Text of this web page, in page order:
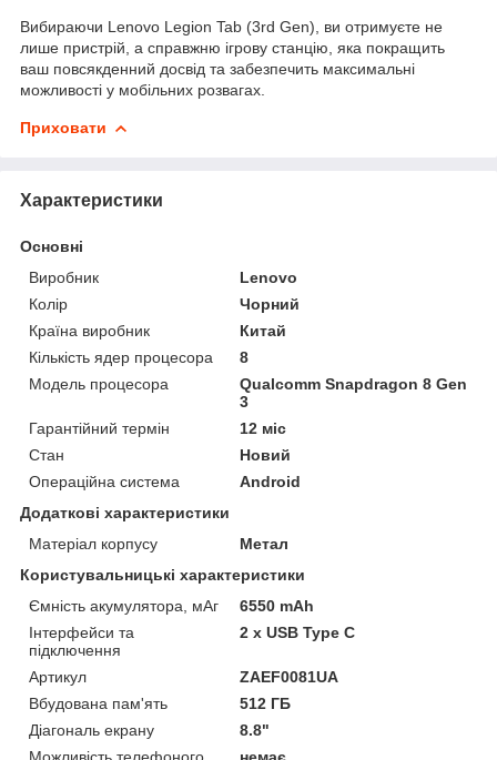
Вибираючи Lenovo Legion Tab (3rd Gen), ви отримуєте не
лише пристрій, а справжню ігрову станцію, яка покращить
ваш повсякденний досвід та забезпечить максимальні
можливості у мобільних розвагах.
Приховати
Характеристики
Основні
Виробник
Lenovo
Колір
Чорний
Країна виробник
Китай
Кількість ядер процесора
8
Модель процесора
Qualcomm Snapdragon 8 Gen
3
Гарантійний термін
12 міс
Стан
Новий
Операційна система
Android
Додаткові характеристики
Матеріал корпусу
Метал
Користувальницькі характеристики
Ємність акумулятора, мАг
6550 mAh
Інтерфейси та
підключення
2 x USB Type C
Артикул
ZAEF0081UA
Вбудована пам'ять
512 ГБ
Діагональ екрану
8.8"
Можливість телефоного
немає